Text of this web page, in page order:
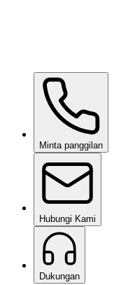
Ceramic Pro Care+
Minta panggilan
Hubungi Kami
Dukungan